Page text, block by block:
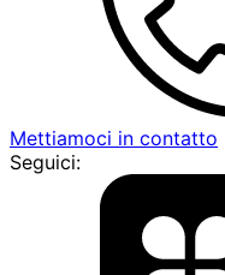
Mettiamoci in contatto
Seguici: